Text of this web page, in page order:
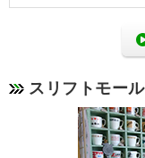
スリフトモー